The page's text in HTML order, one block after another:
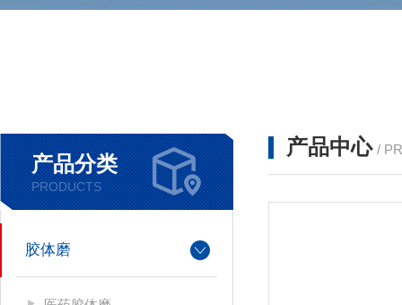
产品分类
PRODUCTS
胶体磨
产品中心 /